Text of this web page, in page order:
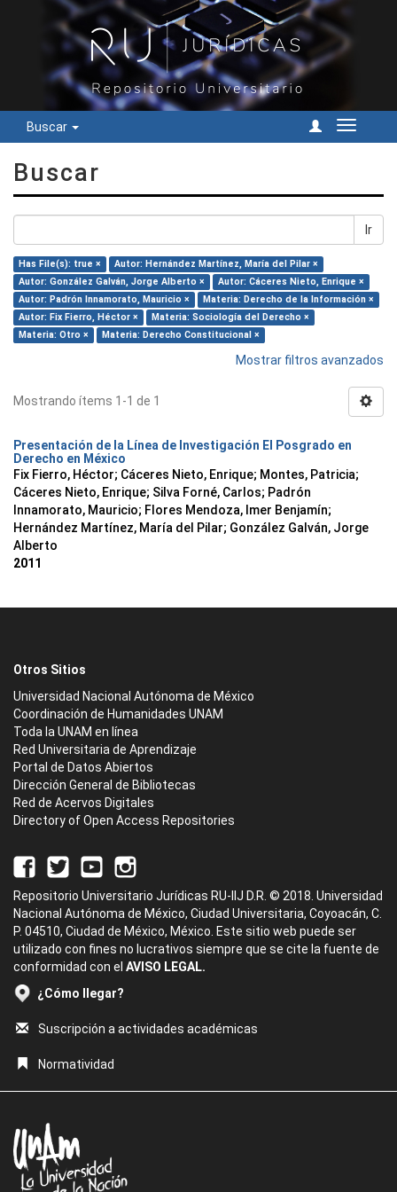
Buscar
Cambiar
Buscar
Ir
Has File(s): true ×
Autor: Hernández Martínez, María del Pilar ×
Autor: González Galván, Jorge Alberto ×
Autor: Cáceres Nieto, Enrique ×
Autor: Padrón Innamorato, Mauricio ×
Materia: Derecho de la Información ×
Autor: Fix Fierro, Héctor ×
Materia: Sociología del Derecho ×
Materia: Otro ×
Materia: Derecho Constitucional ×
Mostrar filtros avanzados
Mostrando ítems 1-1 de 1
Presentación de la Línea de Investigación El Posgrado en
Derecho en México
Fix Fierro, Héctor; Cáceres Nieto, Enrique; Montes, Patricia;
Cáceres Nieto, Enrique; Silva Forné, Carlos; Padrón
Innamorato, Mauricio; Flores Mendoza, Imer Benjamín;
Hernández Martínez, María del Pilar; González Galván, Jorge
Alberto
2011
Otros Sitios
Universidad Nacional Autónoma de México
Coordinación de Humanidades UNAM
Toda la UNAM en línea
Red Universitaria de Aprendizaje
Portal de Datos Abiertos
Dirección General de Bibliotecas
Red de Acervos Digitales
Directory of Open Access Repositories
Repositorio Universitario Jurídicas RU-IIJ D.R. © 2018. Universidad
Nacional Autónoma de México, Ciudad Universitaria, Coyoacán, C.
P. 04510, Ciudad de México, México. Este sitio web puede ser
utilizado con fines no lucrativos siempre que se cite la fuente de
conformidad con el AVISO LEGAL.
¿Cómo llegar?
Suscripción a actividades académicas
Normatividad